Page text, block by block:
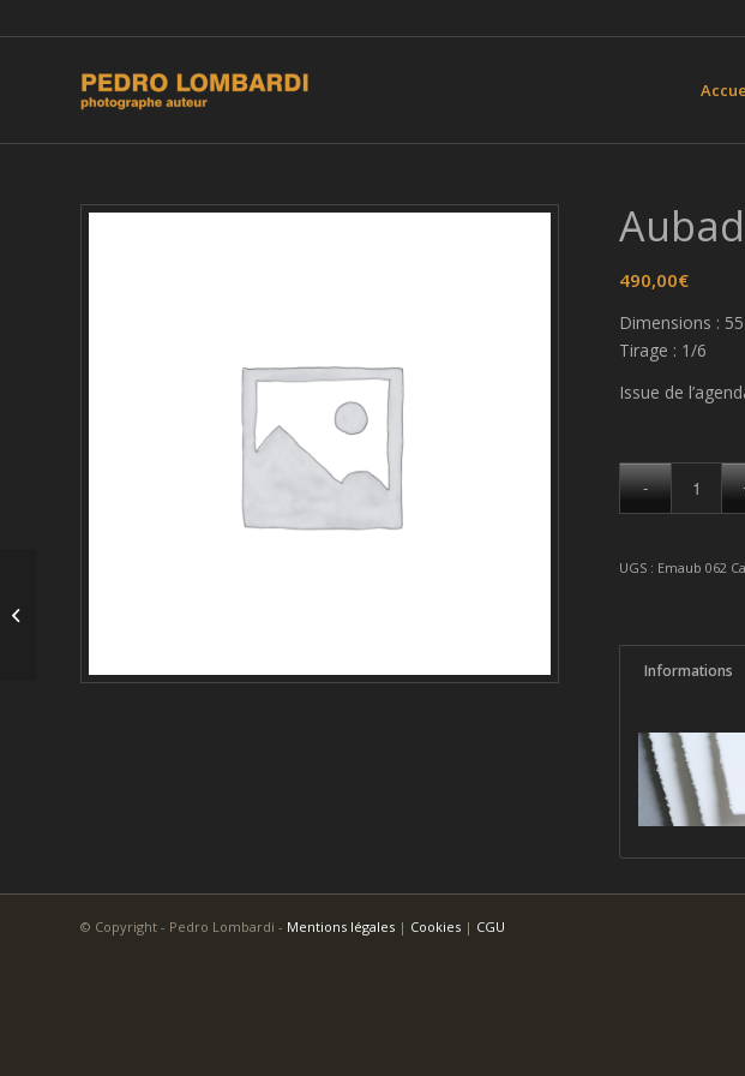
490,00€
Dimensions :
Tirage : 1/6
Issue de
UGS : Emaub 062
Informations
© Copyright - Pedro Lombardi - Mentions légales | Cookies | CGU